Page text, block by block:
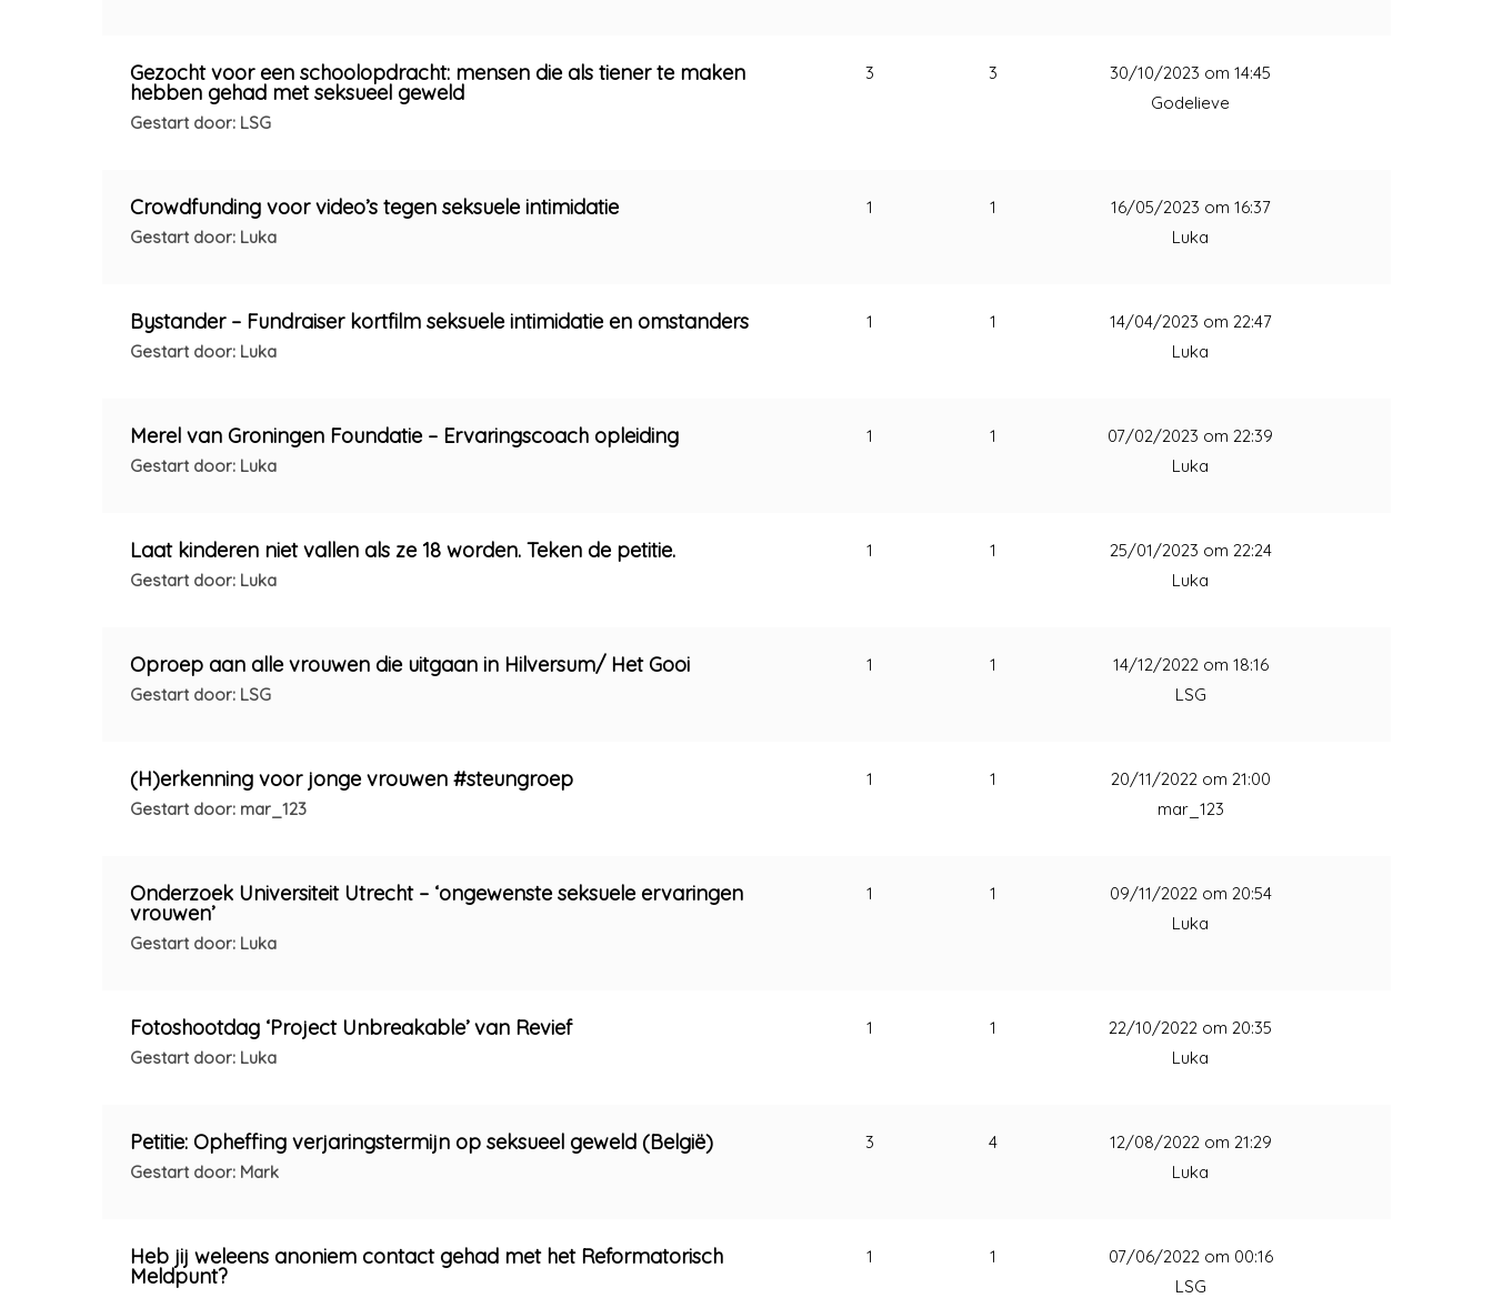
Gezocht voor een schoolopdracht: mensen die als tiener te maken
hebben gehad met seksueel geweld
Gestart door: LSG
3 3
30/10/2023 om 14:45
Godelieve
Crowdfunding voor video’s tegen seksuele intimidatie
Gestart door: Luka
1 1
16/05/2023 om 16:37
Luka
Bystander – Fundraiser kortfilm seksuele intimidatie en omstanders
Gestart door: Luka
1 1
14/04/2023 om 22:47
Luka
Merel van Groningen Foundatie – Ervaringscoach opleiding
Gestart door: Luka
1 1
07/02/2023 om 22:39
Luka
Laat kinderen niet vallen als ze 18 worden. Teken de petitie.
Gestart door: Luka
1 1
25/01/2023 om 22:24
Luka
Oproep aan alle vrouwen die uitgaan in Hilversum/ Het Gooi
Gestart door: LSG
1 1
14/12/2022 om 18:16
LSG
(H)erkenning voor jonge vrouwen #steungroep
Gestart door: mar_123
1 1
20/11/2022 om 21:00
mar_123
Onderzoek Universiteit Utrecht – ‘ongewenste seksuele ervaringen
vrouwen’
Gestart door: Luka
1 1
09/11/2022 om 20:54
Luka
Fotoshootdag ‘Project Unbreakable’ van Revief
Gestart door: Luka
1 1
22/10/2022 om 20:35
Luka
Petitie: Opheffing verjaringstermijn op seksueel geweld (België)
Gestart door: Mark
3 4
12/08/2022 om 21:29
Luka
Heb jij weleens anoniem contact gehad met het Reformatorisch
Meldpunt?
1 1
07/06/2022 om 00:16
LSG